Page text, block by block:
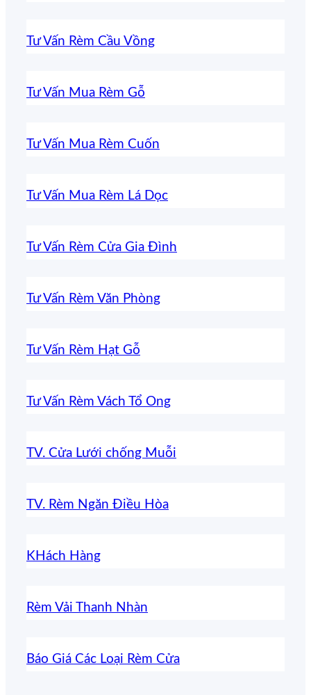
Tư Vấn Rèm Cầu Vồng
Tư Vấn Mua Rèm Gỗ
Tư Vấn Mua Rèm Cuốn
Tư Vấn Mua Rèm Lá Dọc
Tư Vấn Rèm Cửa Gia Đình
Tư Vấn Rèm Văn Phòng
Tư Vấn Rèm Hạt Gỗ
Tư Vấn Rèm Vách Tổ Ong
TV. Cửa Lưới chống Muỗi
TV. Rèm Ngăn Điều Hòa
KHách Hàng
Rèm Vải Thanh Nhàn
Báo Giá Các Loại Rèm Cửa